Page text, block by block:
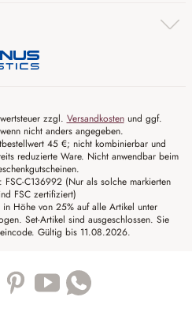
zzgl. Versandkostenund ggf.
nicht anders angegeben.
45 €; nicht kombinierbar und
reduzierte Ware. Nicht anwendbar beim
FSC-C136992 (Nur als solche markierten
FSC zertifiziert)
in Höhe von 25% auf alle Artikel unter
Set-Artikel sind ausgeschlossen. Sie
Gültig bis 11.08.2026.